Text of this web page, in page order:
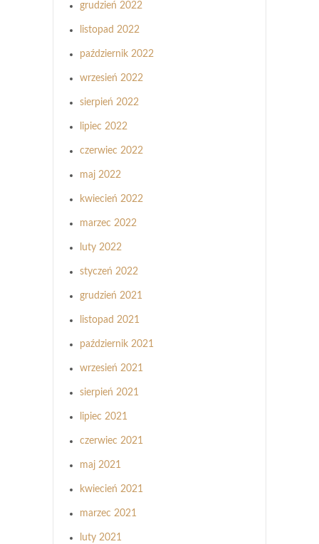
grudzień 2022
listopad 2022
październik 2022
wrzesień 2022
sierpień 2022
lipiec 2022
czerwiec 2022
maj 2022
kwiecień 2022
marzec 2022
luty 2022
styczeń 2022
grudzień 2021
listopad 2021
październik 2021
wrzesień 2021
sierpień 2021
lipiec 2021
czerwiec 2021
maj 2021
kwiecień 2021
marzec 2021
luty 2021